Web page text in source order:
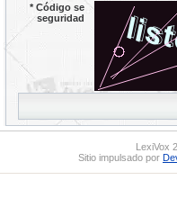
*Código se
seguridad
LexiVox
Sitio impulsado por